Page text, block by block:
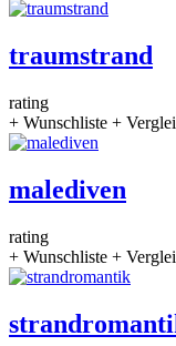
traumstrand
rating
+ Wunschliste +
malediven
rating
+ Wunschliste +